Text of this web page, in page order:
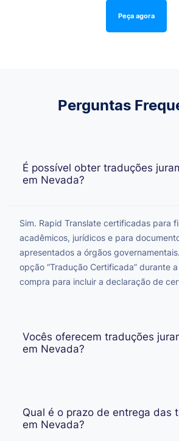
Peça agora
Perguntas
É possível obter traduções
em Nevada?
Sim. Rapid Translate certificadas para
acadêmicos, jurídicos e para
apresentados a órgãos
opção “Tradução Certificada” durante
compra para incluir a declaração de
Vocês oferecem traduções
em Nevada?
Qual é o prazo de entrega das
em Nevada?